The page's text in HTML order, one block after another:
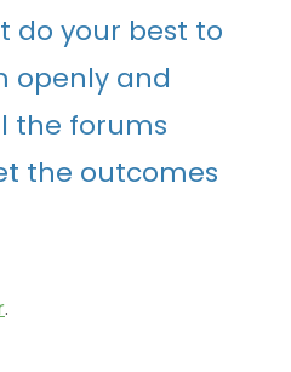
do your best to
openly and
the forums
the outcomes
.